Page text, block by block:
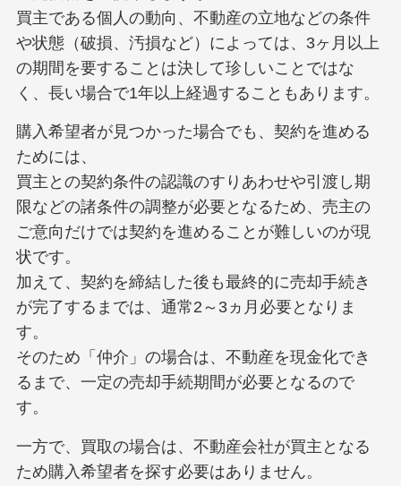
買主である個人の動向、不動産の立地などの条件
や状態（破損、汚損など）によっては、3ヶ月以上
の期間を要することは決して珍しいことではな
く、長い場合で1年以上経過することもあります。
購入希望者が見つかった場合でも、契約を進める
ためには、
買主との契約条件の認識のすりあわせや引渡し期
限などの諸条件の調整が必要となるため、売主の
ご意向だけでは契約を進めることが難しいのが現
状です。
加えて、契約を締結した後も最終的に売却手続き
が完了するまでは、通常2～3ヵ月必要となりま
す。
そのため「仲介」の場合は、不動産を現金化でき
るまで、一定の売却手続期間が必要となるので
す。
一方で、買取の場合は、不動産会社が買主となる
ため購入希望者を探す必要はありません。